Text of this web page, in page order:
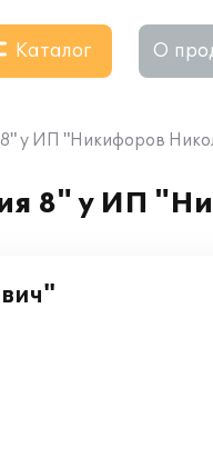
Каталог О
у ИП "Никифоров
8" у ИП